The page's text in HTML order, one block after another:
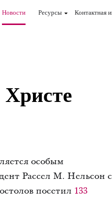
Новости Ресурсы Контактная
особым
Рассел М. Нельсон с
посетил 133